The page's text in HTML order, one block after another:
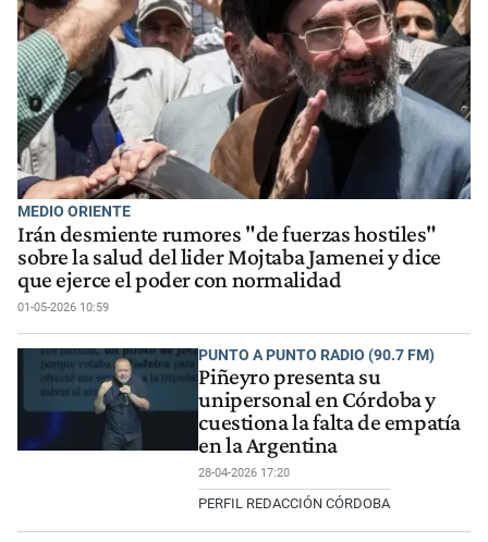
MEDIO ORIENTE
Irán desmiente rumores "de fuerzas hostiles"
sobre la salud del lider Mojtaba Jamenei y dice
que ejerce el poder con normalidad
01-05-2026 10:59
PUNTO A PUNTO RADIO (90.7 FM)
Piñeyro presenta su
unipersonal en Córdoba y
cuestiona la falta de empatía
en la Argentina
28-04-2026 17:20
PERFIL REDACCIÓN CÓRDOBA